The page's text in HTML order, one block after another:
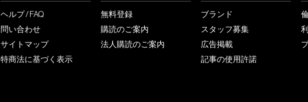
ヘルプ / FAQ
問い合わせ
サイトマップ
特商法に基づく表示
無料登録
購読のご案内
法人購読のご案内
ブランド
スタッフ募集
広告掲載
記事の使用許諾